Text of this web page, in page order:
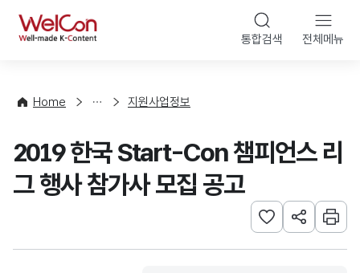
WelCon 통합검색 전체메뉴
Home
사
청
지원사업정보
2019 한국 Start-Con 챔피언스 리
그 행사 참가사 모집 공고
관심사 등록하기
URL 공유하
인쇄